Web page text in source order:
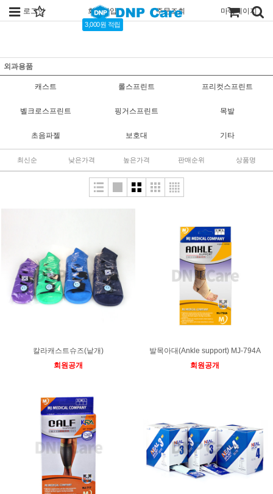
로그인 회원가입
3,000원 적립
주문조회 마이페이지
외과용품
캐스트 롤스프린트 프리컷스프린트
벨크로스프린트 핑거스프린트 목발
초음파젤 보호대 기타
최신순 낮은가격 높은가격 판매순위 상품명
칼라캐스트슈즈(낱개)
회원공개
발목아대(Ankle support) MJ-794A
회원공개